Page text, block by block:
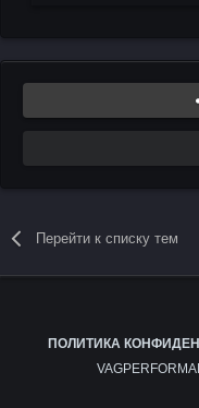
Перейти к списку тем
ПОЛИТИКА